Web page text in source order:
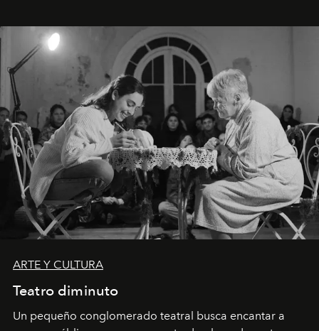
ARTE Y CULTURA
Teatro diminuto
Un pequeño conglomerado teatral busca encantar a